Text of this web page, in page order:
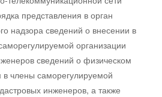
представления в орган
надзора сведений о внесении в
организации
сведений о физическом
члены саморегулируемой
инженеров, а также